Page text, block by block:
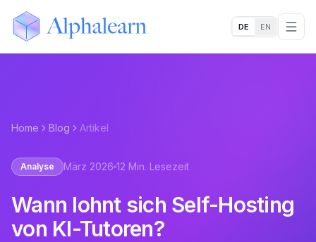
Alphalearn
DE EN
Home Blog Artikel
Analyse März 2026 12 Min. Lesezeit
Wann lohnt sich Self-Hosting
von KI-Tutoren?